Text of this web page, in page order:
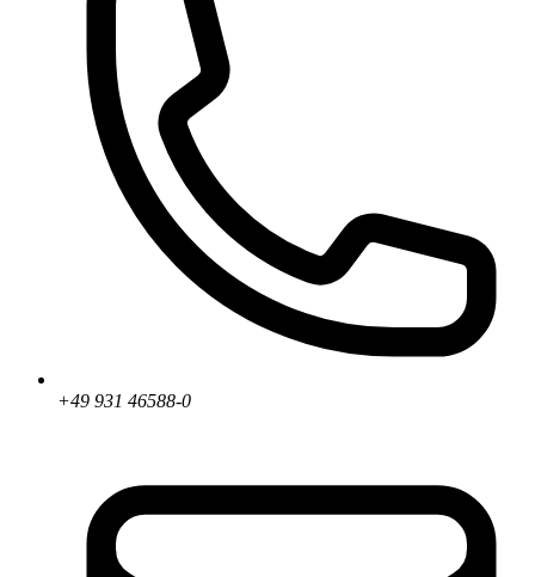
+49 931 46588-0